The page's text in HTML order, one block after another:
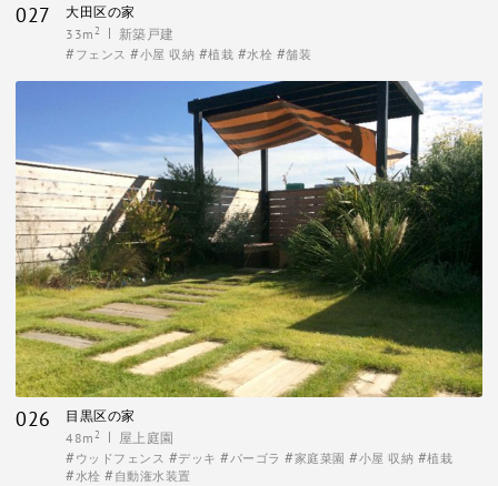
027
大田区の家
33m 2 新築戸建
フェンス 小屋 収納 植栽 水栓 舗装
026
目黒区の家
48m 2 屋上庭園
ウッドフェンス デッキ パーゴラ 家庭菜園 小屋 収納
植栽
水栓
自動潅水装置